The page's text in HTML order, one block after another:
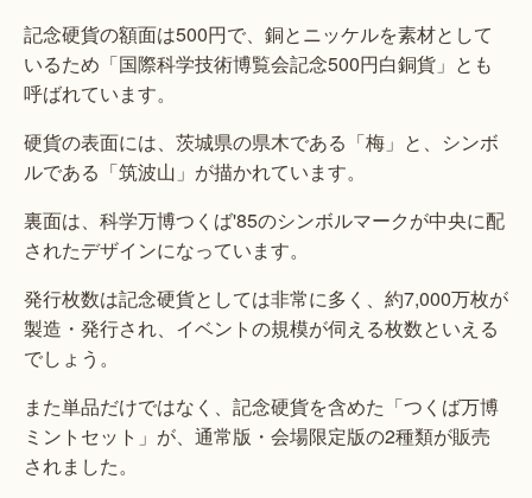
記念硬貨の額面は500円で、銅とニッケルを素材として
いるため「国際科学技術博覧会記念500円白銅貨」とも
呼ばれています。
硬貨の表面には、茨城県の県木である「梅」と、シンボ
ルである「筑波山」が描かれています。
裏面は、科学万博つくば'85のシンボルマークが中央に配
されたデザインになっています。
発行枚数は記念硬貨としては非常に多く、約7,000万枚が
製造・発行され、イベントの規模が伺える枚数といえる
でしょう。
また単品だけではなく、記念硬貨を含めた「つくば万博
ミントセット」が、通常版・会場限定版の2種類が販売
されました。